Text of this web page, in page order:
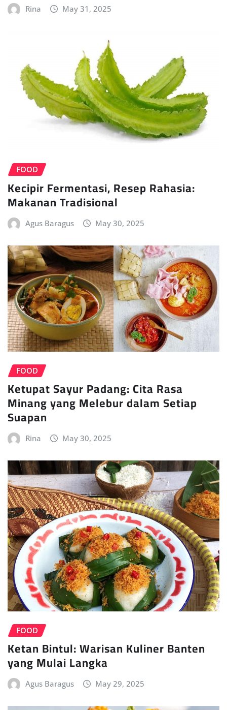
Rina May 31, 2025
FOOD
Kecipir Fermentasi, Resep Rahasia:
Makanan Tradisional
Agus Baragus May 30, 2025
FOOD
Ketupat Sayur Padang: Cita Rasa
Minang yang Melebur dalam Setiap
Suapan
Rina May 30, 2025
FOOD
Ketan Bintul: Warisan Kuliner Banten
yang Mulai Langka
Agus Baragus May 29, 2025